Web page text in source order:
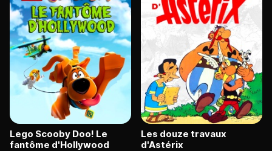
Lego Scooby Doo! Le
fantôme d'Hollywood
Les douze travaux
d'Astérix